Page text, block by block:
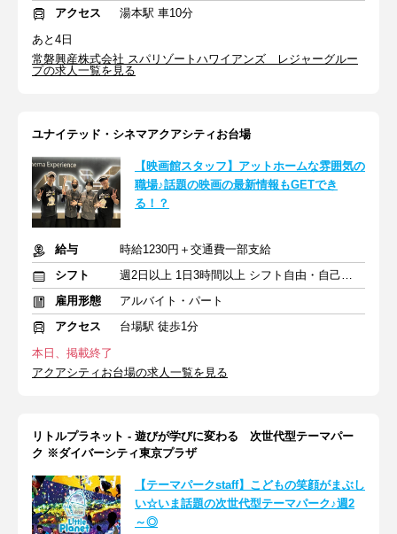
アクセス
湯本駅 車10分
あと4日
常磐興産株式会社 スパリゾートハワイアンズ レジャーグルー
プの求人一覧を見る
ユナイテッド・シネマアクアシティお台場
【映画館スタッフ】アットホームな雰囲気の
職場♪話題の映画の最新情報もGETでき
る！？
給与
時給1230円＋交通費一部支給
シフト
週2日以上 1日3時間以上 シフト自由・自己申告
雇用形態
アルバイト・パート
アクセス
台場駅 徒歩1分
本日、掲載終了
アクアシティお台場の求人一覧を見る
リトルプラネット - 遊びが学びに変わる 次世代型テーマパー
ク ※ダイバーシティ東京プラザ
【テーマパークstaff】こどもの笑顔がまぶし
い☆いま話題の次世代型テーマパーク♪週2
～◎